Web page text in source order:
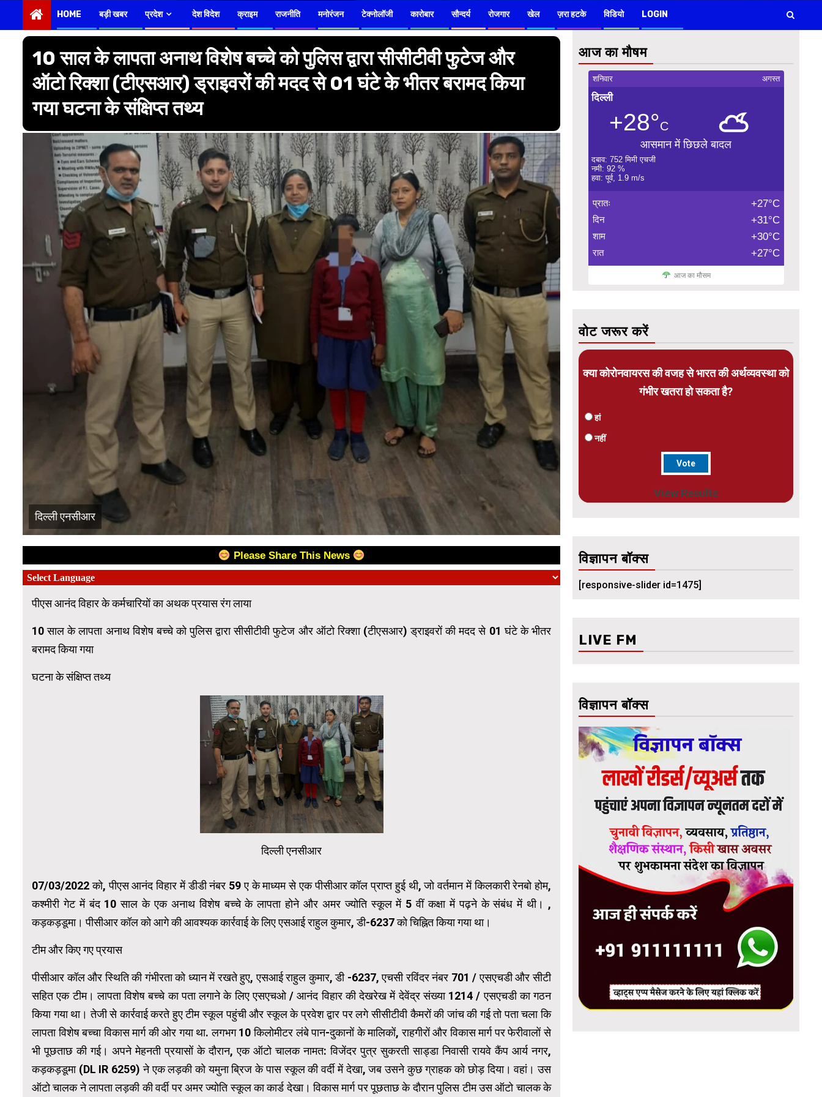
HOME बड़ी खबर प्रदेश देश विदेश क्राइम राजनीति मनोरंजन टेक्नोलॉजी कारोबार सौन्दर्य रोजगार खेल ज़रा हटके विडियो LOGIN
10 साल के लापता अनाथ विशेष बच्चे को पुलिस द्वारा सीसीटीवी फुटेज और
ऑटो रिक्शा (टीएसआर) ड्राइवरों की मदद से 01 घंटे के भीतर बरामद किया
गया घटना के संक्षिप्त तथ्य
दिल्ली एनसीआर
Please Share This News
पीएस आनंद विहार के कर्मचारियों का अथक प्रयास रंग लाया
10 साल के लापता अनाथ विशेष बच्चे को पुलिस द्वारा सीसीटीवी फुटेज और ऑटो रिक्शा (टीएसआर) ड्राइवरों की मदद से 01 घंटे के भीतर
बरामद किया गया
घटना के संक्षिप्त तथ्य
दिल्ली एनसीआर
07/03/2022 को, पीएस आनंद विहार में डीडी नंबर 59 ए के माध्यम से एक पीसीआर कॉल प्राप्त हुई थी, जो वर्तमान में किलकारी रेनबो होम,
कश्मीरी गेट में बंद 10 साल के एक अनाथ विशेष बच्चे के लापता होने और अमर ज्योति स्कूल में 5 वीं कक्षा में पढ़ने के संबंध में थी। ,
कड़कड़डूमा। पीसीआर कॉल को आगे की आवश्यक कार्रवाई के लिए एसआई राहुल कुमार, डी-6237 को चिह्नित किया गया था।
टीम और किए गए प्रयास
पीसीआर कॉल और स्थिति की गंभीरता को ध्यान में रखते हुए, एसआई राहुल कुमार, डी -6237, एचसी रविंदर नंबर 701 / एसएचडी और सीटी
सहित एक टीम। लापता विशेष बच्चे का पता लगाने के लिए एसएचओ / आनंद विहार की देखरेख में देवेंद्र संख्या 1214 / एसएचडी का गठन
किया गया था। तेजी से कार्रवाई करते हुए टीम स्कूल पहुंची और स्कूल के प्रवेश द्वार पर लगे सीसीटीवी कैमरों की जांच की गई तो पता चला कि
लापता विशेष बच्चा विकास मार्ग की ओर गया था. लगभग 10 किलोमीटर लंबे पान-दुकानों के मालिकों, राहगीरों और विकास मार्ग पर फेरीवालों से
भी पूछताछ की गई। अपने मेहनती प्रयासों के दौरान, एक ऑटो चालक नामत: विजेंदर पुत्र सुकरती साड्डा निवासी रायवे कैंप आर्य नगर,
कड़कड़डूमा (DL IR 6259) ने एक लड़की को यमुना ब्रिज के पास स्कूल की वर्दी में देखा, जब उसने कुछ ग्राहक को छोड़ दिया। वहां। उस
ऑटो चालक ने लापता लड़की की वर्दी पर अमर ज्योति स्कूल का कार्ड देखा। विकास मार्ग पर पूछताछ के दौरान पुलिस टीम उस ऑटो चालक के
आज का मौषम
शनिवार अगस्त
दिल्ली
+28°C
आसमान में छिछले बादल
दबाव: 752 मिमी एचजी
नमी: 92 %
हवा: पूर्व, 1.9 m/s
प्रातः +27°C
दिन +31°C
शाम +30°C
रात +27°C
आज का मौसम
वोट जरूर करें
क्या कोरोनवायरस की वजह से भारत की अर्थव्यवस्था को
गंभीर खतरा हो सकता है?
हां
नहीं
View Results
विज्ञापन बॉक्स
[responsive-slider id=1475]
LIVE FM
विज्ञापन बॉक्स